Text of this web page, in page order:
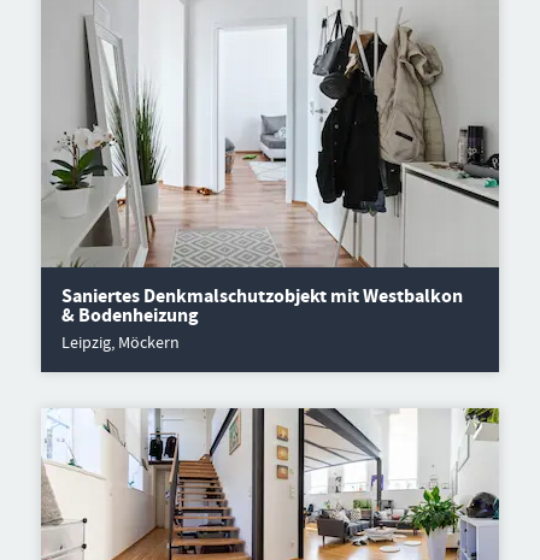
Saniertes Denkmalschutzobjekt mit Westbalkon
& Bodenheizung
Leipzig, Möckern